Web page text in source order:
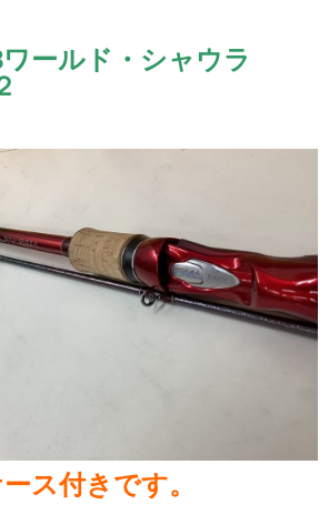
ールド・シャウラ
ス付きです。